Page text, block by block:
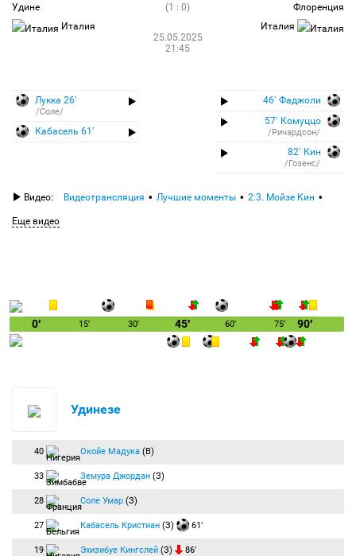
Удине
Италия
(1 : 0)
25.05.2025
21:45
Флоренция
Италия
Лукка 26′
/Соле/
Кабасель 61′
46′ Фаджоли
57′ Комуццо
/Ричардсон/
82′ Кин
/Гозенс/
Видео: Видеотрансляция Лучшие моменты 2:3. Мойзе Кин
Еще видео
0′ 15′ 30′ 45′ 60′ 75′ 90′
Удинезе
40 Окойе Мадука (В)
33 Земура Джордан (З)
28 Соле Умар (З)
27 Кабасель Кристиан (З) 61′
19 Эхизибуе Кингслей (З) 86′